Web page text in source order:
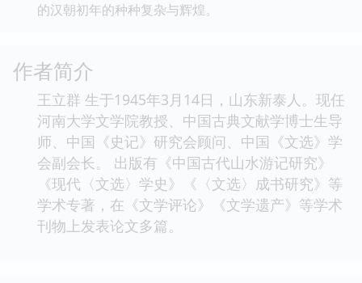
的汉朝初年的种种复杂与辉煌。
作者简介
王立群 生于1945年3月14日，山东新泰人。现任
河南大学文学院教授、中国古典文献学博士生导
师、中国《史记》研究会顾问、中国《文选》学
会副会长。 出版有《中国古代山水游记研究》
《现代〈文选〉学史》《〈文选〉成书研究》等
学术专著，在《文学评论》《文学遗产》等学术
刊物上发表论文多篇。